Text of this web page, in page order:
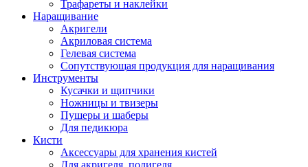
Трафареты и наклейки
Наращивание
Акригели
Акриловая система
Гелевая система
Сопутствующая продукция для наращивания
Инструменты
Кусачки и щипчики
Ножницы и твизеры
Пушеры и шаберы
Для педикюра
Кисти
Аксессуары для хранения кистей
Для акригеля, полигеля